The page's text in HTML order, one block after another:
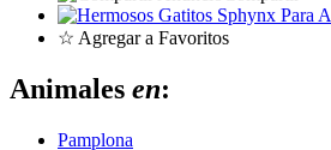
☆ Agregar a Favoritos
Animales en:
Pamplona